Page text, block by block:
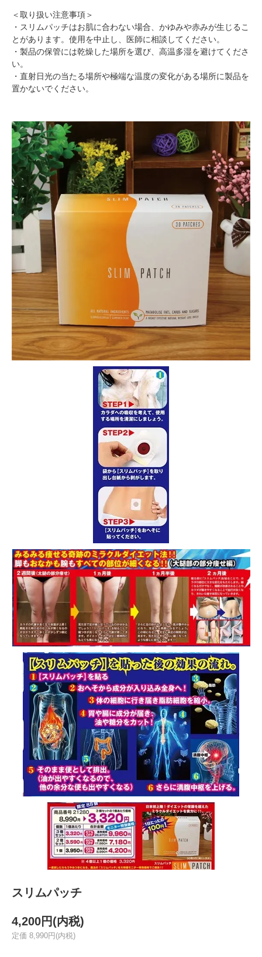
＜取り扱い注意事項＞
・スリムパッチはお肌に合わない場合、かゆみや赤みが生じるこ
とがあります。使用を中止し、医師に相談してください。
・製品の保管には乾燥した場所を選び、高温多湿を避けてくださ
い。
・直射日光の当たる場所や極端な温度の変化がある場所に製品を
置かないでください。
スリムパッチ
4,200円(内税)
定価 8,990円(内税)